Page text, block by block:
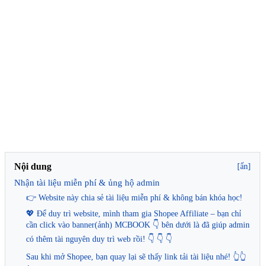
Nội dung [ẩn]
Nhận tài liệu miễn phí & ủng hộ admin
👉 Website này chia sẻ tài liệu miễn phí & không bán khóa học!
💖 Để duy trì website, mình tham gia Shopee Affiliate – bạn chỉ
cần click vào banner(ảnh) MCBOOK 👇 bên dưới là đã giúp admin
có thêm tài nguyên duy trì web rồi! 👇 👇 👇
Sau khi mở Shopee, bạn quay lại sẽ thấy link tải tài liệu nhé! 👆👆